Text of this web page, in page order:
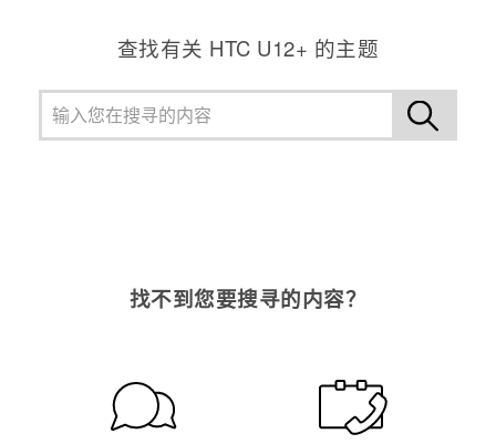
查找有关 HTC U12+ 的主题
找不到您要搜寻的内容？